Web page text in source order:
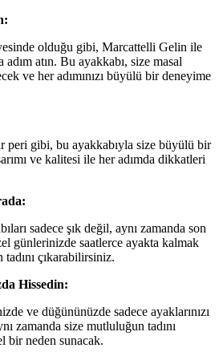
olduğu gibi, Marcattelli Gelin ile
adım atın. Bu ayakkabı, size masal
ve her adımınızı büyülü bir deneyime
peri gibi, bu ayakkabıyla size büyülü bir
ve kalitesi ile her adımda dikkatleri
sadece şık değil, aynı zamanda son
günlerinizde saatlerce ayakta kalmak
çıkarabilirsiniz.
Hissedin:
ve düğününüzde sadece ayaklarınızı
zamanda size mutluluğun tadını
bir neden sunacak.